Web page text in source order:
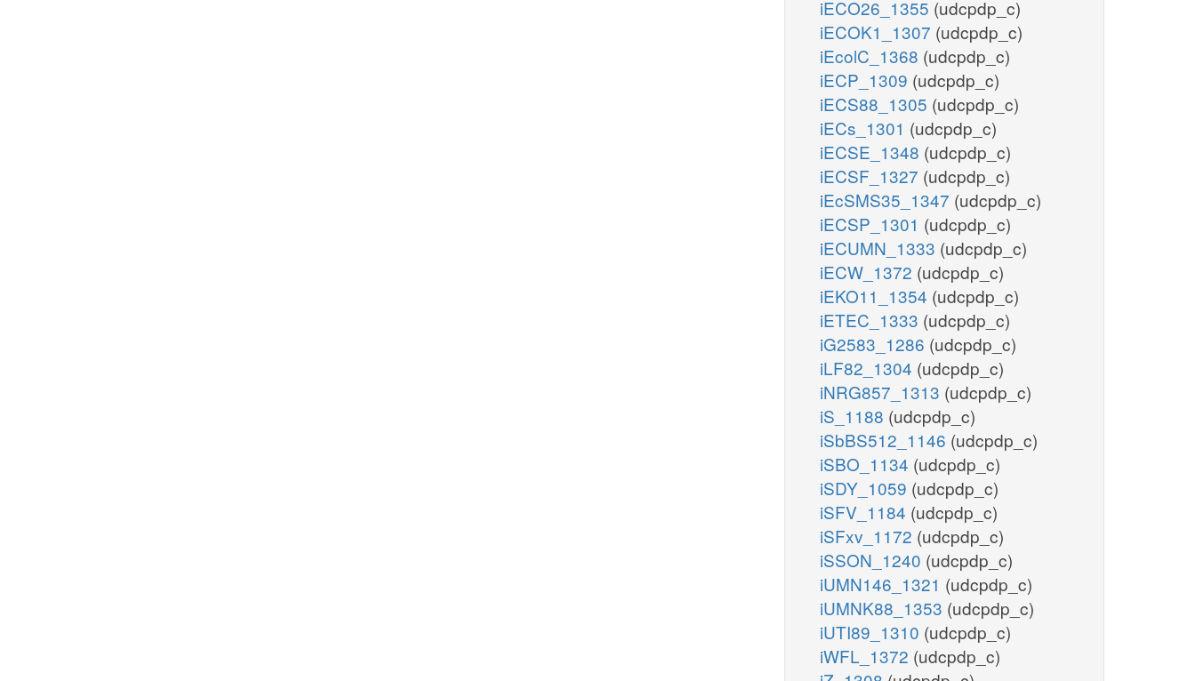
iECO26_1355 (udcpdp_c)
iECOK1_1307 (udcpdp_c)
iEcolC_1368 (udcpdp_c)
iECP_1309 (udcpdp_c)
iECS88_1305 (udcpdp_c)
iECs_1301 (udcpdp_c)
iECSE_1348 (udcpdp_c)
iECSF_1327 (udcpdp_c)
iEcSMS35_1347 (udcpdp_c)
iECSP_1301 (udcpdp_c)
iECUMN_1333 (udcpdp_c)
iECW_1372 (udcpdp_c)
iEKO11_1354 (udcpdp_c)
iETEC_1333 (udcpdp_c)
iG2583_1286 (udcpdp_c)
iLF82_1304 (udcpdp_c)
iNRG857_1313 (udcpdp_c)
iS_1188 (udcpdp_c)
iSbBS512_1146 (udcpdp_c)
iSBO_1134 (udcpdp_c)
iSDY_1059 (udcpdp_c)
iSFV_1184 (udcpdp_c)
iSFxv_1172 (udcpdp_c)
iSSON_1240 (udcpdp_c)
iUMN146_1321 (udcpdp_c)
iUMNK88_1353 (udcpdp_c)
iUTI89_1310 (udcpdp_c)
iWFL_1372 (udcpdp_c)